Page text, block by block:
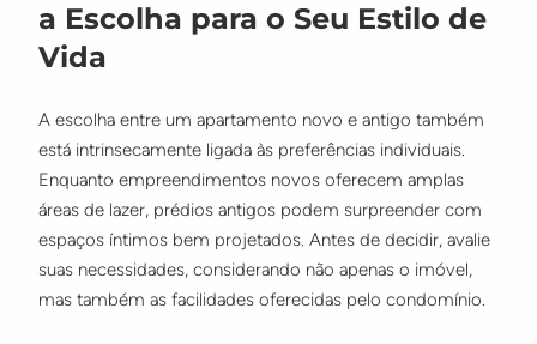
a Escolha para o Seu Estilo de
Vida
A escolha entre um apartamento novo e antigo também
está intrinsecamente ligada às preferências individuais.
Enquanto empreendimentos novos oferecem amplas
áreas de lazer, prédios antigos podem surpreender com
espaços íntimos bem projetados. Antes de decidir, avalie
suas necessidades, considerando não apenas o imóvel,
mas também as facilidades oferecidas pelo condomínio.